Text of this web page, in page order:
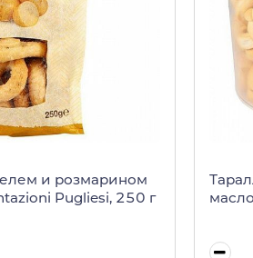
и розмарином
Pugliesi, 250 г